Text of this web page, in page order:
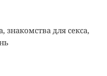
для секса,